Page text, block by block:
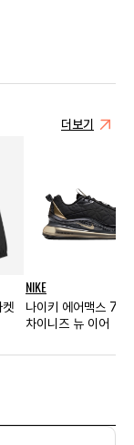
더보기
NIKE
나이키 에어맥스
차이니즈 뉴 이어